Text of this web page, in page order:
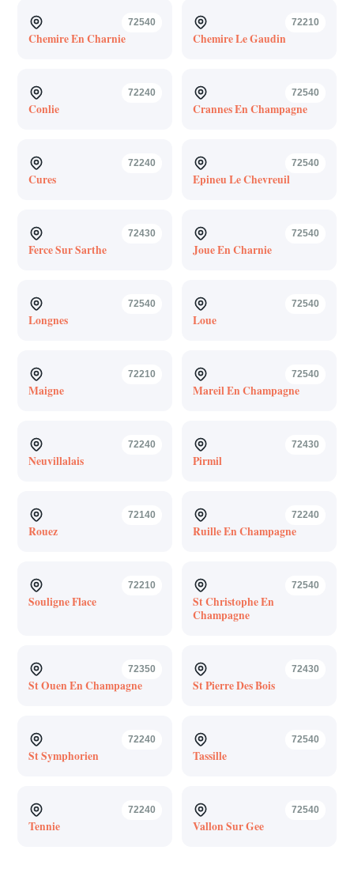
72540
Chemire En Charnie
72210
Chemire Le Gaudin
72240
Conlie
72540
Crannes En Champagne
72240
Cures
72540
Epineu Le Chevreuil
72430
Ferce Sur Sarthe
72540
Joue En Charnie
72540
Longnes
72540
Loue
72210
Maigne
72540
Mareil En Champagne
72240
Neuvillalais
72430
Pirmil
72140
Rouez
72240
Ruille En Champagne
72210
Souligne Flace
72540
St Christophe En
Champagne
72350
St Ouen En Champagne
72430
St Pierre Des Bois
72240
St Symphorien
72540
Tassille
72240
Tennie
72540
Vallon Sur Gee